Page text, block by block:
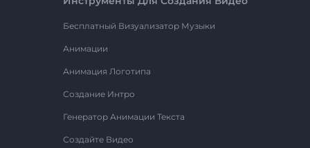
Бесплатный Визуализатор Музыки
Анимации
Анимация Логотипа
Создание Интро
Генератор Анимации Текста
Создайте Видео